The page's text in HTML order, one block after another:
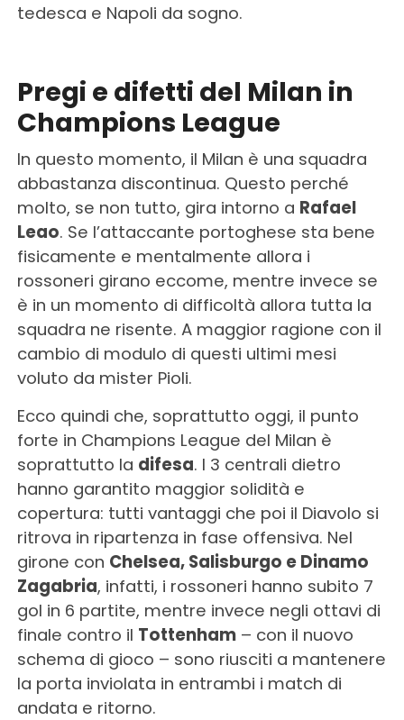
tedesca e Napoli da sogno.
Pregi e difetti del Milan in
Champions League
In questo momento, il Milan è una squadra
abbastanza discontinua. Questo perché
molto, se non tutto, gira intorno a Rafael
Leao. Se l’attaccante portoghese sta bene
fisicamente e mentalmente allora i
rossoneri girano eccome, mentre invece se
è in un momento di difficoltà allora tutta la
squadra ne risente. A maggior ragione con il
cambio di modulo di questi ultimi mesi
voluto da mister Pioli.
Ecco quindi che, soprattutto oggi, il punto
forte in Champions League del Milan è
soprattutto la difesa. I 3 centrali dietro
hanno garantito maggior solidità e
copertura: tutti vantaggi che poi il Diavolo si
ritrova in ripartenza in fase offensiva. Nel
girone con Chelsea, Salisburgo e Dinamo
Zagabria, infatti, i rossoneri hanno subito 7
gol in 6 partite, mentre invece negli ottavi di
finale contro il Tottenham– con il nuovo
schema di gioco – sono riusciti a mantenere
la porta inviolata in entrambi i match di
andata e ritorno.